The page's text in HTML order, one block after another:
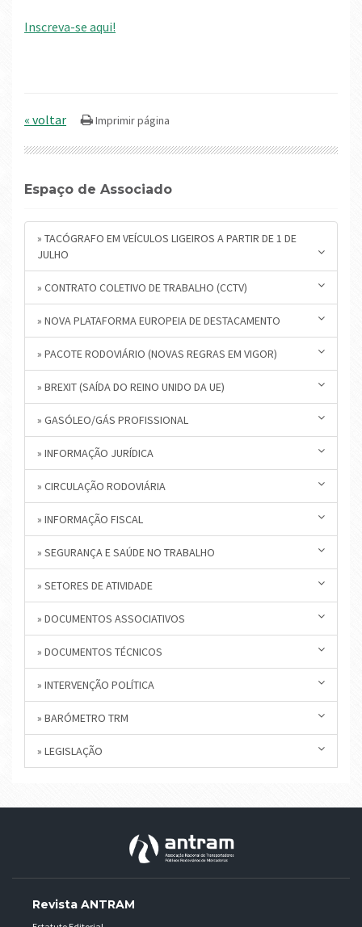
Inscreva-se aqui!
« voltar
Espaço de Associado
» TACÓGRAFO EM VEÍCULOS LIGEIROS A PARTIR DE 1 DE
JULHO
» CONTRATO COLETIVO DE TRABALHO (CCTV)
» NOVA PLATAFORMA EUROPEIA DE DESTACAMENTO
» PACOTE RODOVIÁRIO (NOVAS REGRAS EM VIGOR)
» BREXIT (SAÍDA DO REINO UNIDO DA UE)
» GASÓLEO/GÁS PROFISSIONAL
» INFORMAÇÃO JURÍDICA
» CIRCULAÇÃO RODOVIÁRIA
» INFORMAÇÃO FISCAL
» SEGURANÇA E SAÚDE NO TRABALHO
» SETORES DE ATIVIDADE
» DOCUMENTOS ASSOCIATIVOS
» DOCUMENTOS TÉCNICOS
» INTERVENÇÃO POLÍTICA
» BARÓMETRO TRM
» LEGISLAÇÃO
Revista ANTRAM